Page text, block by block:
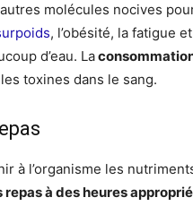
molécules nocives
, l’obésité, la fatigue
d’eau. La
toxines dans le sang.
à l’organisme les
repas à des heures